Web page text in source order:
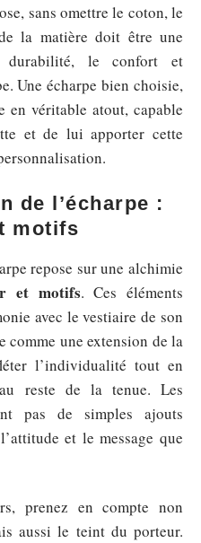
sans omettre le coton, le
la matière doit être une
durabilité, le confort et
Une écharpe bien choisie,
en véritable atout, capable
et de lui apporter cette
de l’écharpe :
motifs
repose sur une alchimie
et motifs. Ces éléments
avec le vestiaire de son
comme une extension de la
l’individualité tout en
reste de la tenue. Les
pas de simples ajouts
et le message que
prenez en compte non
aussi le teint du porteur.